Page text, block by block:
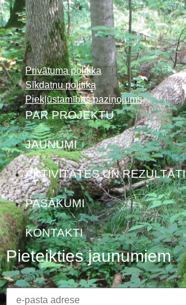
Privātuma politika
Sīkdatņu politika
Piekļūstamības paziņojums
PAR PROJEKTU
JAUNUMI
AKTIVITĀTES UN REZULTĀTI
PASĀKUMI
KONTAKTI
Pieteikties jaunumiem